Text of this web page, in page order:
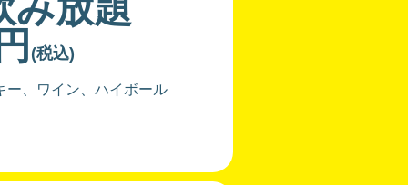
(税込)
ー、ワイン、ハイボール